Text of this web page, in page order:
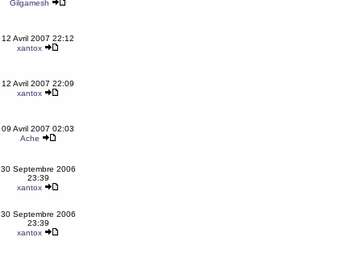
Gilgamesh
12 Avril 2007 22:12
xantox
12 Avril 2007 22:09
xantox
09 Avril 2007 02:03
Ache
30 Septembre 2006
23:39
xantox
30 Septembre 2006
23:39
xantox